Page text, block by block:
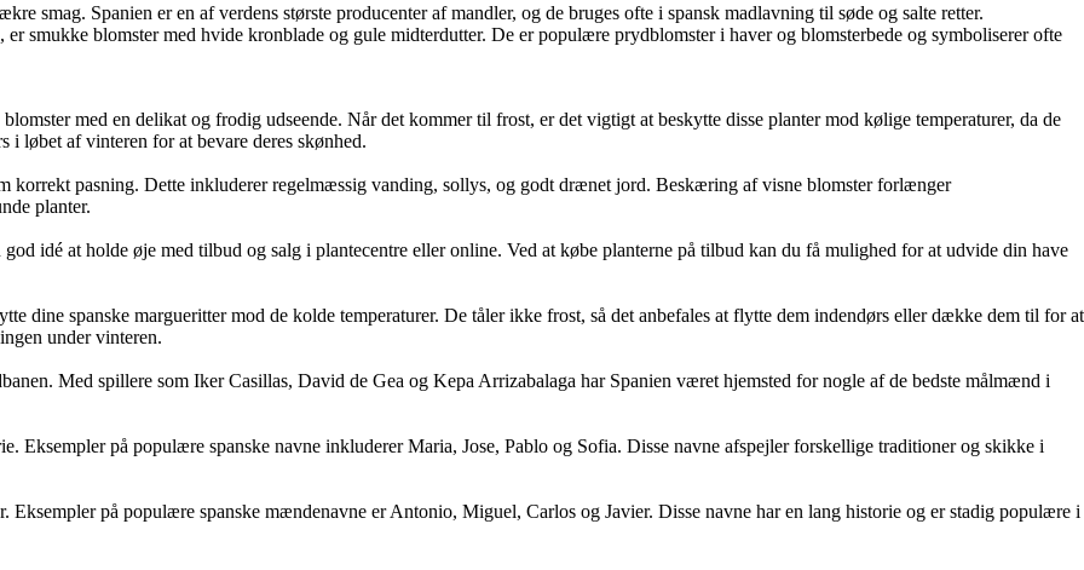
smag. Spanien er en af verdens største producenter af mandler, og de bruges ofte i spansk madlavning til søde og salte retter.
er smukke blomster med hvide kronblade og gule midterdutter. De er populære prydblomster i haver og blomsterbede og symboliserer ofte
med en delikat og frodig udseende. Når det kommer til frost, er det vigtigt at beskytte disse planter mod kølige temperaturer, da de
løbet af vinteren for at bevare deres skønhed.
korrekt pasning. Dette inkluderer regelmæssig vanding, sollys, og godt drænet jord. Beskæring af visne blomster forlænger
planter.
idé at holde øje med tilbud og salg i plantecentre eller online. Ved at købe planterne på tilbud kan du få mulighed for at udvide din have
dine spanske margueritter mod de kolde temperaturer. De tåler ikke frost, så det anbefales at flytte dem indendørs eller dække dem til for at
under vinteren.
Med spillere som Iker Casillas, David de Gea og Kepa Arrizabalaga har Spanien været hjemsted for nogle af de bedste målmænd i
Eksempler på populære spanske navne inkluderer Maria, Jose, Pablo og Sofia. Disse navne afspejler forskellige traditioner og skikke i
på populære spanske mændenavne er Antonio, Miguel, Carlos og Javier. Disse navne har en lang historie og er stadig populære i